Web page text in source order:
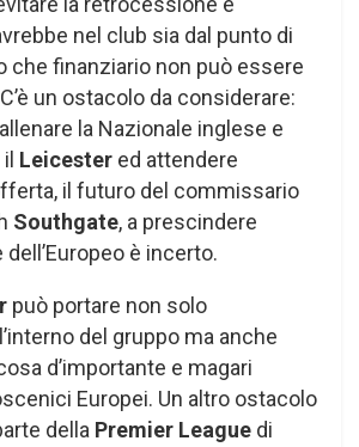
nel club sia dal punto di
che finanziario non può essere
un ostacolo da considerare:
la Nazionale inglese e
Leicester ed attendere
il futuro del commissario
Southgate, a prescindere
dell’Europeo è incerto.
può portare non solo
del gruppo ma anche
d’importante e magari
Europei. Un altro ostacolo
della Premier League di